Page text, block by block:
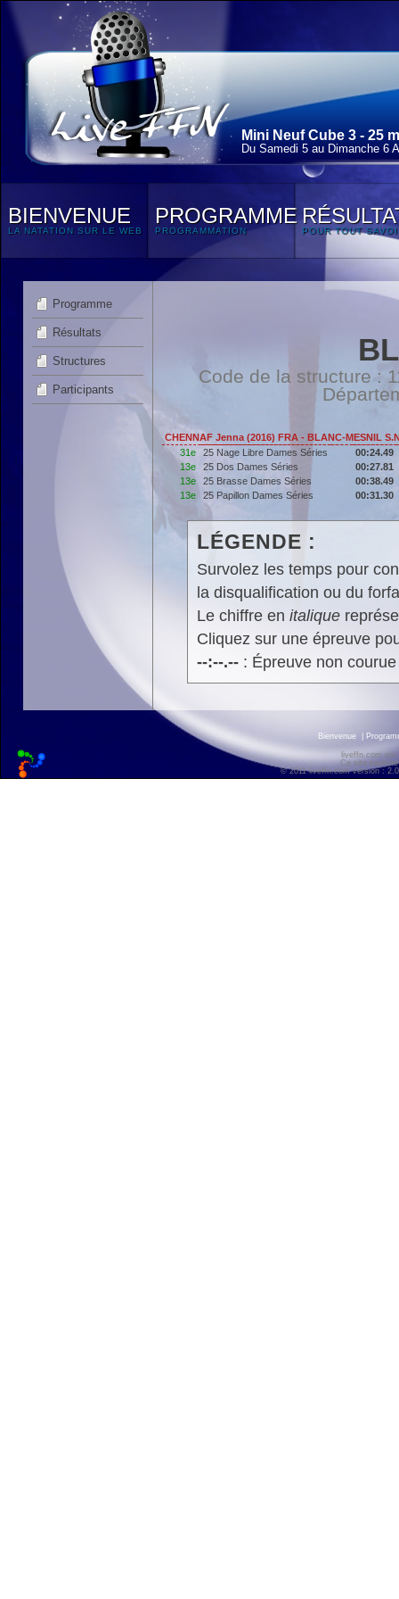
Mini Neuf Cube 3 - 25 m
Du Samedi 5 au Dimanche 6
BIENVENUE
LA NATATION SUR LE WEB
PROGRAMME
PROGRAMMATION POUR TOUT
Programme
Résultats
Structures
Participants
Code de la structure :
CHENNAF Jenna (2016) FRA - BLANC-MESNIL
31e
25 Nage Libre Dames Séries
00:24.49
13e
25 Dos Dames Séries
00:27.81
13e
25 Brasse Dames Séries
00:38.49
13e
25 Papillon Dames Séries 00:31.30
LÉGENDE :
Survolez les temps pour
la disqualification ou du
Le chiffre en italique
Cliquez sur une épreuve
--:--.--: Épreuve non
Bienvenue
liveffn.com est
Ce site
© 2011 liveffn.com version :